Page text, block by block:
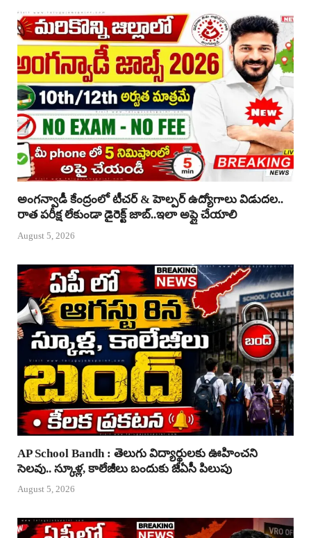
అంగన్వాడీ కేంద్రంలో టీచర్ & హెల్పర్ ఉద్యోగాలు విడుదల..
రాత పరీక్ష లేకుండా డైరెక్ట్ జాబ్..ఇలా అప్లై చేయాలి
August 5, 2026
AP School Bandh : తెలుగు విద్యార్థులకు ఊహించని
సెలవు.. స్కూళ్ల, కాలేజీలు బందుకు జేఏసీ పిలుపు
August 5, 2026